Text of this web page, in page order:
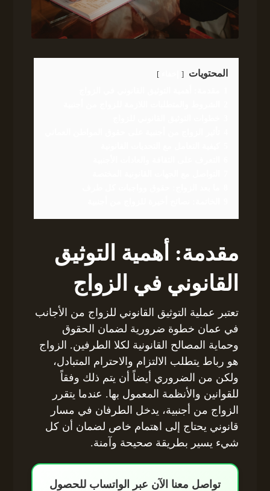
المحتويات
مقدمة: أهمية التوثيق
القانوني في الزواج
تعتبر عملية التوثيق القانوني للزواج من الأجانب
في عمان خطوة ضرورية لضمان الحقوق
وحماية المصالح القانونية لكلا الطرفين. الزواج
هو رباط يتطلب الالتزام والاحترام المتبادل،
ولكن من الضروري أيضاً أن يتم ذلك وفقاً
للقوانين والأنظمة المعمول بها. عندما يتقرر
الزواج من أجنبية، يدخل الطرفان في مسار
قانوني يحتاج إلى اهتمام خاص لضمان أن كل
شيء يسير بطريقة صحيحة وآمنة.
تواصل معنا الآن عبر الواتساب للحصول